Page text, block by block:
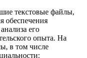
текстовые файлы,
обеспечения
его
опыта. На
в том числе